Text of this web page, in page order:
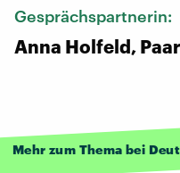
Gesprächspartnerin:
Anna Holfeld,
Mehr zum Thema bei